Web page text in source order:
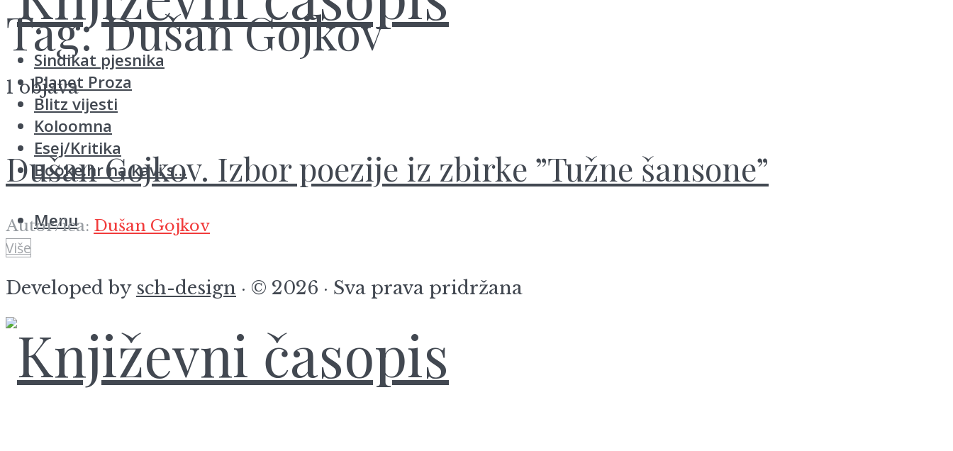
Sindikat pjesnika
Planet Proza
Blitz vijesti
Koloomna
Esej/Kritika
Booke.hr na kavi s…
Menu
Tag:Dušan Gojkov
1 objava
Dušan Gojkov. Izbor poezije iz zbirke ”Tužne šansone”
Autor/ica: Dušan Gojkov
Više
Developed by sch-design · © 2026 · Sva prava pridržana